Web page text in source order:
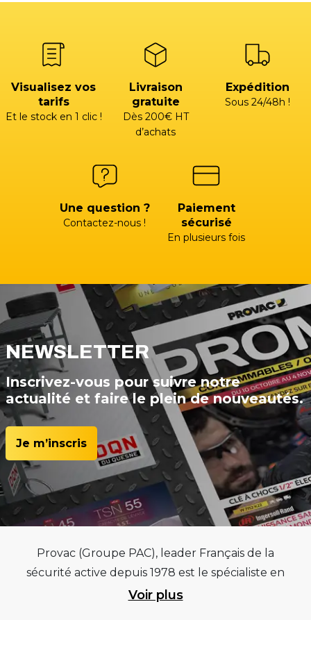
Visualisez vos
tarifs
Et le stock en 1 clic !
Livraison
gratuite
Dès 200€ HT
d’achats
Expédition
Sous 24/48h !
Une question ?
Contactez-nous !
Paiement
sécurisé
En plusieurs fois
NEWSLETTER
Inscrivez-vous pour suivre notre
actualité et faire le plein de nouveautés.
Je m’inscris
Provac (Groupe PAC), leader Français de la
sécurité active depuis 1978 est le spécialiste en
équipements pour garages et centres
Voir plus